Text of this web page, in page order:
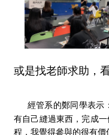
或是找老師求助，
經管系的鄭同學表示
有自己縫過東西，完成
程，我覺得參與的很有價